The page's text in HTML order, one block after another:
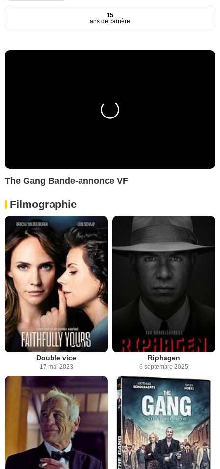
15
ans de carrière
The Gang Bande-annonce VF
Filmographie
Double vice
17 mai 2023
Riphagen
6 septembre 2025